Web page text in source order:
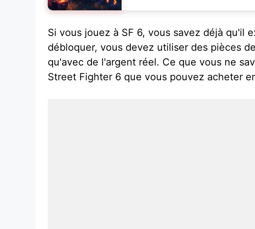
Si vous jouez à SF 6, vous savez déjà qu'il
débloquer, vous devez utiliser des pièces
qu'avec de l'argent réel. Ce que vous ne
Street Fighter 6 que vous pouvez acheter